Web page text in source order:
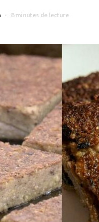
8 minutes de lecture